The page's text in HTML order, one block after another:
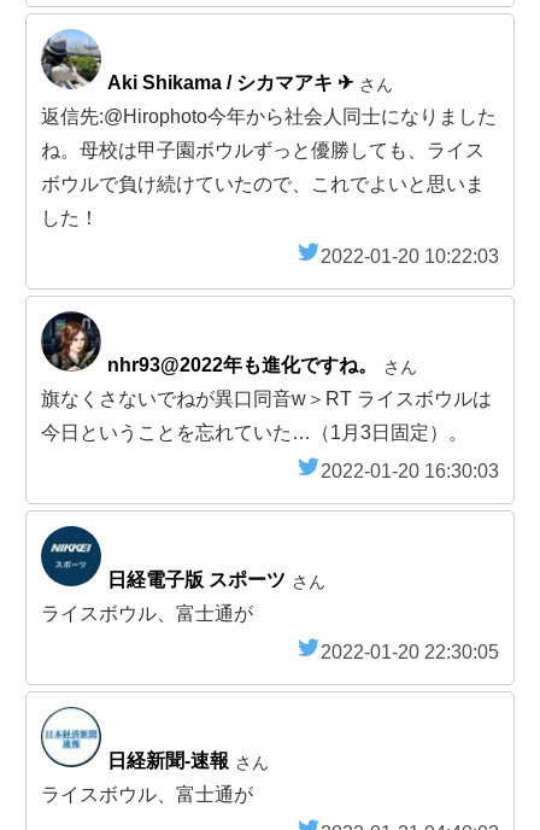
Aki Shikama / シカマアキ ✈︎ さん
返信先:@Hirophoto今年から社会人同士になりました
ね。母校は甲子園ボウルずっと優勝しても、ライス
ボウルで負け続けていたので、これでよいと思いま
した！
2022-01-20 10:22:03
nhr93@2022年も進化ですね。 さん
旗なくさないでねが異口同音w＞RT ライスボウルは
今日ということを忘れていた…（1月3日固定）。
2022-01-20 16:30:03
日経電子版 スポーツ さん
ライスボウル、富士通が
2022-01-20 22:30:05
日経新聞-速報 さん
ライスボウル、富士通が